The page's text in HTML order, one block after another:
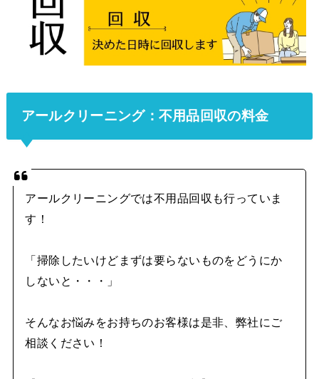
アールクリーニング：不用品回収の料金
アールクリーニングでは不用品回収も行っていま
す！
「掃除したいけどまずは要らないものをどうにか
しないと・・・」
そんなお悩みをお持ちのお客様は是非、弊社にご
相談ください！